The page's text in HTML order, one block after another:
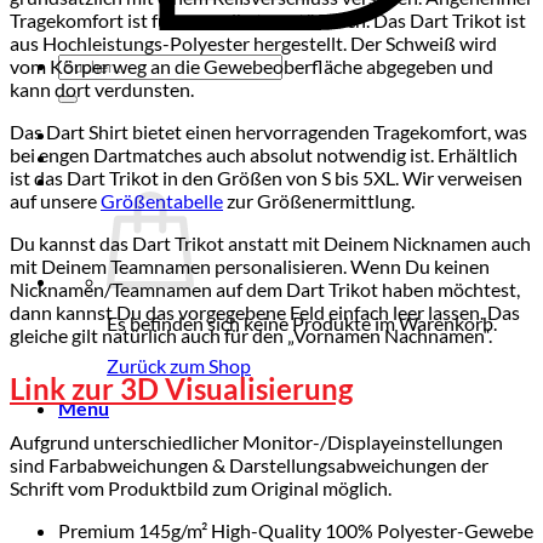
Suchen
nach:
Es befinden sich keine Produkte im Warenkorb.
Zurück zum Shop
Menü
Tragekomfort ist für uns selbstverständlich. Das Dart Trikot ist
aus Hochleistungs-Polyester hergestellt. Der Schweiß wird
vom Körper weg an die Gewebeoberfläche abgegeben und
kann dort verdunsten.
Das Dart Shirt bietet einen hervorragenden Tragekomfort, was
bei engen Dartmatches auch absolut notwendig ist. Erhältlich
ist das Dart Trikot in den Größen von S bis 5XL. Wir verweisen
auf unsereGrößentabellezur Größenermittlung.
Du kannst das Dart Trikot anstatt mit Deinem Nicknamen auch
mit Deinem Teamnamen personalisieren. Wenn Du keinen
Nicknamen/Teamnamen auf dem Dart Trikot haben möchtest,
dann kannst Du das vorgegebene Feld einfach leer lassen. Das
gleiche gilt natürlich auch für den „Vornamen Nachnamen“.
Link zur 3D Visualisierung
Aufgrund unterschiedlicher Monitor-/Displayeinstellungen
sind Farbabweichungen & Darstellungsabweichungen der
Schrift vom Produktbild zum Original möglich.
Premium 145g/m² High-Quality 100% Polyester-Gewebe